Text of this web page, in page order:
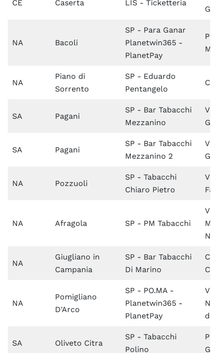
CE Caserta LIS - Ticketteria
NA Bacoli
SP - Para Ganar
Planetwin365 -
PlanetPay
NA
Piano di
Sorrento
SP - Eduardo
Pentangelo
SA Pagani
SP - Bar Tabacchi
Mezzanino
SA Pagani
SP - Bar Tabacchi
Mezzanino 2
NA Pozzuoli
SP - Tabacchi
Chiaro Pietro
NA Afragola SP - PM Tabacchi
NA
Giugliano in
Campania
SP - Bar Tabacchi
Di Marino
NA
Pomigliano
D'Arco
SP - PO.MA -
Planetwin365 -
PlanetPay
Via
SA Oliveto Citra
SP - Tabacchi
Polino